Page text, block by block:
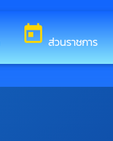
todayส่วนราชการ